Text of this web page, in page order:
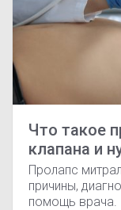
Что такое
клапана и
Пролапс
причины,
помощь врача.